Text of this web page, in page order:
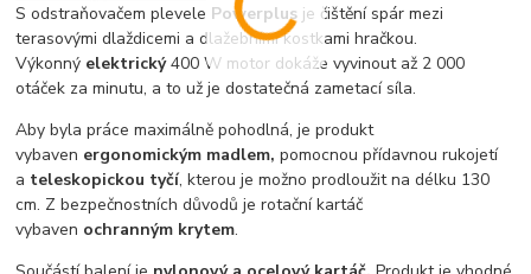
S odstraňovačem plevele Powerplus je čištění spár mezi
terasovými dlaždicemi a dlažebními kostkami hračkou.
Výkonný elektrický400 W motor dokáže vyvinout až 2 000
otáček za minutu, a to už je dostatečná zametací síla.
Aby byla práce maximálně pohodlná, je produkt
vybaven ergonomickým madlem, pomocnou přídavnou rukojetí
a teleskopickou tyčí, kterou je možno prodloužit na délku 130
cm. Z bezpečnostních důvodů je rotační kartáč
vybaven ochranným krytem.